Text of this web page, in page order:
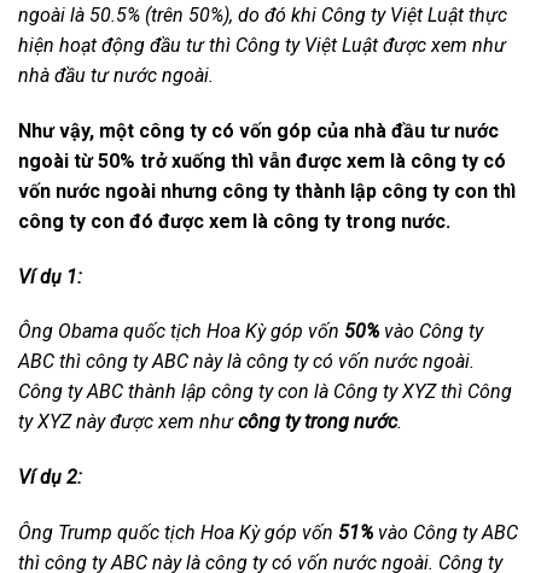
ngoài là 50.5% (trên 50%), do đó khi Công ty Việt Luật thực
hiện hoạt động đầu tư thì Công ty Việt Luật được xem như
nhà đầu tư nước ngoài.
Như vậy, một công ty có vốn góp của nhà đầu tư nước
ngoài từ 50% trở xuống thì vẫn được xem là công ty có
vốn nước ngoài nhưng công ty thành lập công ty con thì
công ty con đó được xem là công ty trong nước.
Ví dụ 1:
Ông Obama quốc tịch Hoa Kỳ góp vốn 50% vào Công ty
ABC thì công ty ABC này là công ty có vốn nước ngoài.
Công ty ABC thành lập công ty con là Công ty XYZ thì Công
ty XYZ này được xem nhưcông ty trong nước.
Ví dụ 2:
Ông Trump quốc tịch Hoa Kỳ góp vốn 51% vào Công ty ABC
thì công ty ABC này là công ty có vốn nước ngoài. Công ty